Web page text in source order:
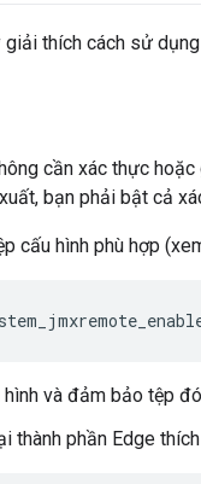
giải thích cách sử
cần xác thực
bạn phải bật cả
cấu hình phù hợp
và đảm bảo tệp
thành phần Edge